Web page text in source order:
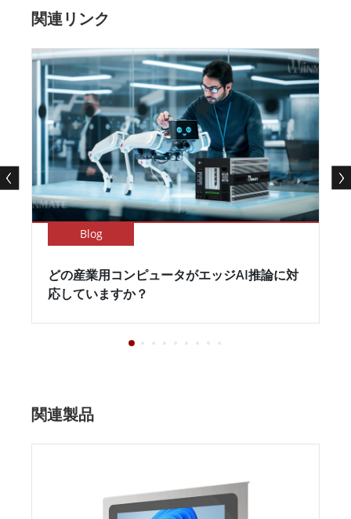
関連リンク
Blog
どの産業用コンピュータがエッジAI推論に対
応していますか？
関連製品